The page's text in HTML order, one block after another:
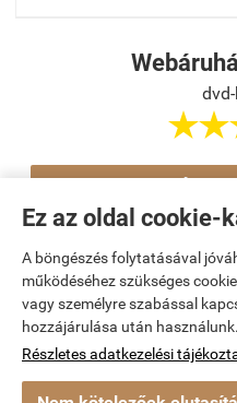
Ez az oldal cookie-
A böngészés folytatásával
működéséhez szükséges
vagy személyre szabással
hozzájárulása után használunk.
Részletes adatkezelési

Navigáció
Saját fiók
Bemutatkozás